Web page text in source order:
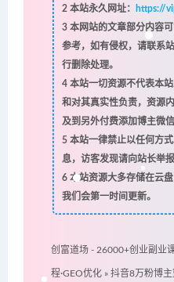
2本站永久网址：
https://
3本网站的文章部分内容
参考，如有侵权，请联系
行删除处理。
4本站一切资源不代表本
和对其真实性负责，资源
及到另外付费添加博主微
5本站一律禁止以任何方
息，访客发现请向站长举报
6本站资源大多存储在云盘
我们会第一时间更新。
创富道场 - 26000+创业副业
程·GEO优化 » 抖音8万粉博